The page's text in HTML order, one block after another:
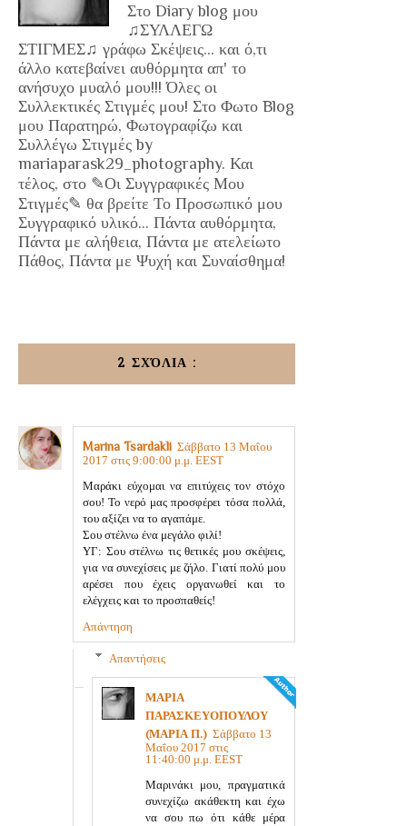
Στο Diary blog μου
♫ΣΥΛΛΕΓΩ
ΣΤΙΓΜΕΣ♫ γράφω Σκέψεις... και ό,τι
άλλο κατεβαίνει αυθόρμητα απ' το
ανήσυχο μυαλό μου!!! Όλες οι
Συλλεκτικές Στιγμές μου! Στο Φωτο Blog
μου Παρατηρώ, Φωτογραφίζω και
Συλλέγω Στιγμές by
mariaparask29_photography. Και
τέλος, στο ✎Οι Συγγραφικές Μου
Στιγμές✎ θα βρείτε Το Προσωπικό μου
Συγγραφικό υλικό... Πάντα αυθόρμητα,
Πάντα με αλήθεια, Πάντα με ατελείωτο
Πάθος, Πάντα με Ψυχή και Συναίσθημα!
2 ΣΧΌΛΙΑ :
Marina Tsardakli Σάββατο 13 Μαΐου
2017 στις 9:00:00 μ.μ. EEST
Μαράκι εύχομαι να επιτύχεις τον στόχο
σου! Το νερό μας προσφέρει τόσα πολλά,
του αξίζει να το αγαπάμε.
Σου στέλνω ένα μεγάλο φιλί!
ΥΓ: Σου στέλνω τις θετικές μου σκέψεις,
για να συνεχίσεις με ζήλο. Γιατί πολύ μου
αρέσει που έχεις οργανωθεί και το
ελέγχεις και το προσπαθείς!
Απάντηση
Απαντήσεις
ΜΑΡΙΑ
ΠΑΡΑΣΚΕΥΟΠΟΥΛΟΥ
(ΜΑΡΙΑ Π.) Σάββατο 13
Μαΐου 2017 στις
11:40:00 μ.μ. EEST
Μαρινάκι μου, πραγματικά
συνεχίζω ακάθεκτη και έχω
να σου πω ότι κάθε μέρα